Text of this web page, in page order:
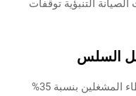
التنبؤية توقفات
السلس
تقلل البرامج الشاملة للتدريب من أخطاء المشغلين بنسبة 35%